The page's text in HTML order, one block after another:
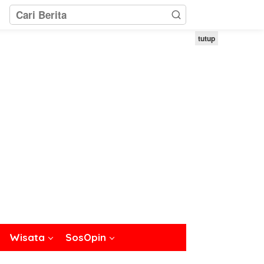
Wisata SosOpin
tutup